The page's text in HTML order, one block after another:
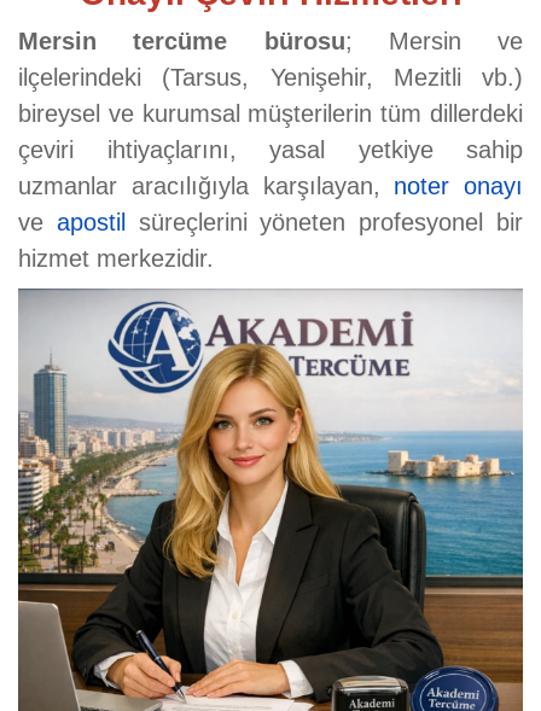
Mersin tercüme bürosu; Mersin ve
ilçelerindeki (Tarsus, Yenişehir, Mezitli vb.)
bireysel ve kurumsal müşterilerin tüm dillerdeki
çeviri ihtiyaçlarını, yasal yetkiye sahip
uzmanlar aracılığıyla karşılayan, noter onayı
ve apostil
süreçlerini yöneten profesyonel bir
hizmet merkezidir.